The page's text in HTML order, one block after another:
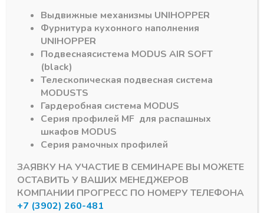
Подпишитесь на рассылку акций
#MODUS 6 #Система DTC
#Алюминиевый Профиль 2 #серии MF
Выдвижные механизмы UNIHOPPER
Фурнитура кухонного наполнения
UNIHOPPER
Подвеснаясистема MODUS AIR SOFT
(black)
Телескопическая подвесная система
MODUSTS
Гардеробная система MODUS
Серия профилей MF для распашных
шкафов MODUS
Серия рамочных профилей
ЗАЯВКУ НА УЧАСТИЕ В СЕМИНАРЕ ВЫ МОЖЕТЕ
ОСТАВИТЬ У ВАШИХ МЕНЕДЖЕРОВ
КОМПАНИИ ПРОГРЕСС ПО НОМЕРУ ТЕЛЕФОНА
+7 (3902) 260-481